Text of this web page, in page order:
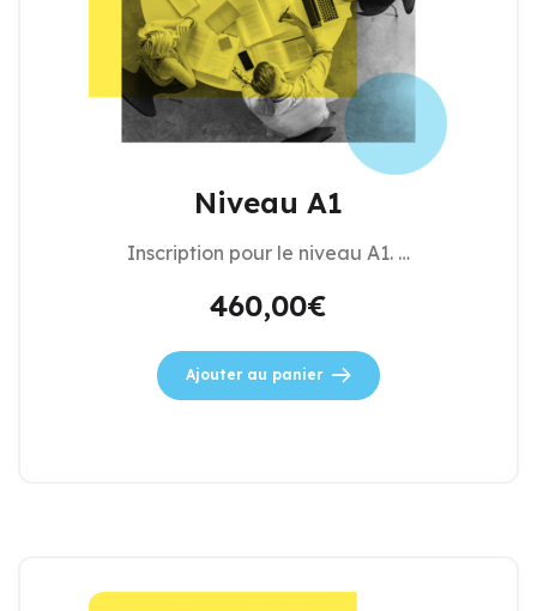
Niveau A1
Inscription pour le niveau A1. …
460,00€
Ajouter au panier